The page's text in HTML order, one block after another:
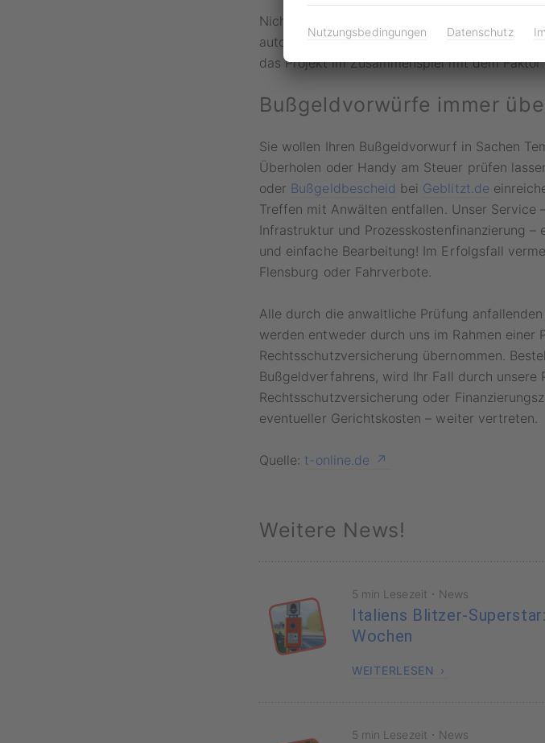
Nichtsdestotrotz will man den Praxistest in
automatisierter Fahrzeuge wie in
das Projekt im Zusammenspiel mit dem Faktor
Bußgeldvorwürfe immer
Sie wollen Ihren Bußgeldvorwurf in Sachen
Überholen oder Handy am Steuer prüfen
oder Bußgeldbescheid bei Geblitzt.de
Treffen mit Anwälten entfallen. Unser Service
Infrastruktur und Prozesskostenfinanzierung
und einfache Bearbeitung! Im Erfolgsfall
Flensburg oder Fahrverbote.
Alle durch die anwaltliche Prüfung
werden entweder durch uns im Rahmen einer
Rechtsschutzversicherung übernommen.
Bußgeldverfahrens, wird Ihr Fall durch unsere
Rechtsschutzversicherung oder
eventueller Gerichtskosten – weiter vertreten.
Quelle: t-online.de
Weitere News!
5 min Lesezeit · News
Italiens Blitzer-
Wochen
WEITERLESEN
5 min Lesezeit · News
Nutzungsbedingungen Datenschutz